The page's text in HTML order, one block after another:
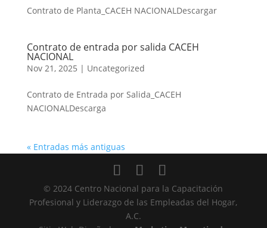
Contrato de Planta_CACEH NACIONALDescargar
Contrato de entrada por salida CACEH
NACIONAL
Nov 21, 2025 | Uncategorized
Contrato de Entrada por Salida_CACEH
NACIONALDescarga
« Entradas más antiguas
© 2024 Centro Nacional para la Capacitación
Profesional y Liderazgo de las Empleadas del Hogar,
A.C.